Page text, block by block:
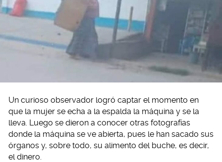
Un curioso observador logró captar el momento en
que la mujer se echa a la espalda la máquina y se la
lleva. Luego se dieron a conocer otras fotografías
donde la máquina se ve abierta, pues le han sacado sus
órganos y, sobre todo, su alimento del buche, es decir,
el dinero.